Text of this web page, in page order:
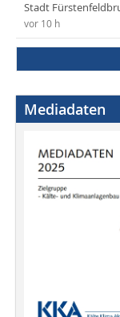
Stadt
vor 10 h
Mediadaten